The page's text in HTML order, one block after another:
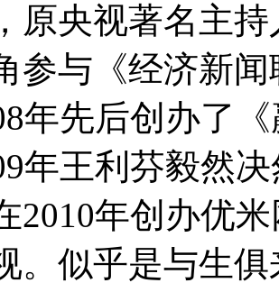
原央视著名主
参与《经济新
年先后创办了
年王利芬毅然
2010年创办优
。似乎是与生